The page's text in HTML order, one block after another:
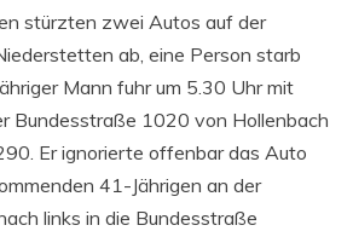
stürzten zwei Autos auf der
ab, eine Person starb
Mann fuhr um 5.30 Uhr mit
Bundesstraße 1020 von Hollenbach
Er ignorierte offenbar das Auto
41-Jährigen an der
links in die Bundesstraße